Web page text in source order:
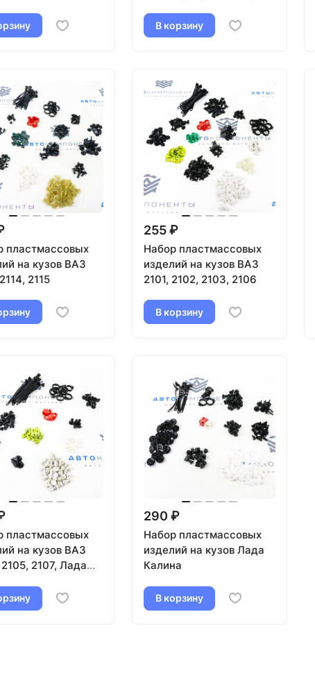
В корзину
пластмассовых
на кузов ВАЗ
2115
255 ₽
Набор пластмассовых
изделий на кузов ВАЗ
2101, 2102, 2103, 2106
В корзину
пластмассовых
на кузов ВАЗ
2107, Лада
290 ₽
Набор пластмассовых
изделий на кузов Лада
Калина
В корзину